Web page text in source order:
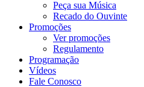
Peça sua Música
Recado do Ouvinte
Promoções
Ver promoções
Regulamento
Programação
Vídeos
Fale Conosco